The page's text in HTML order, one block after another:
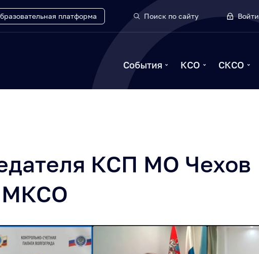
платформа Поиск по сайту Войти
События КСО СКСО
КСП МО Чехов
МКСО